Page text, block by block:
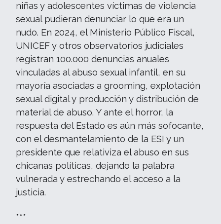
niñas y adolescentes víctimas de violencia
sexual pudieran denunciar lo que era un
nudo. En 2024, el Ministerio Público Fiscal,
UNICEF y otros observatorios judiciales
registran 100.000 denuncias anuales
vinculadas al abuso sexual infantil, en su
mayoría asociadas a grooming, explotación
sexual digital y producción y distribución de
material de abuso. Y ante el horror, la
respuesta del Estado es aún más sofocante,
con el desmantelamiento de la ESI y un
presidente que relativiza el abuso en sus
chicanas políticas, dejando la palabra
vulnerada y estrechando el acceso a la
justicia.
***